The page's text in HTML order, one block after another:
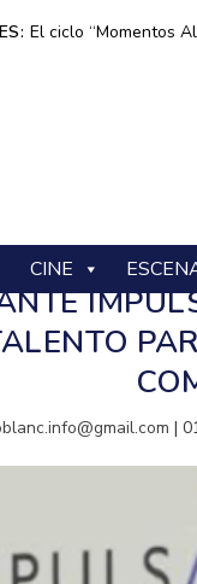
El ciclo “Momentos
CINE
|